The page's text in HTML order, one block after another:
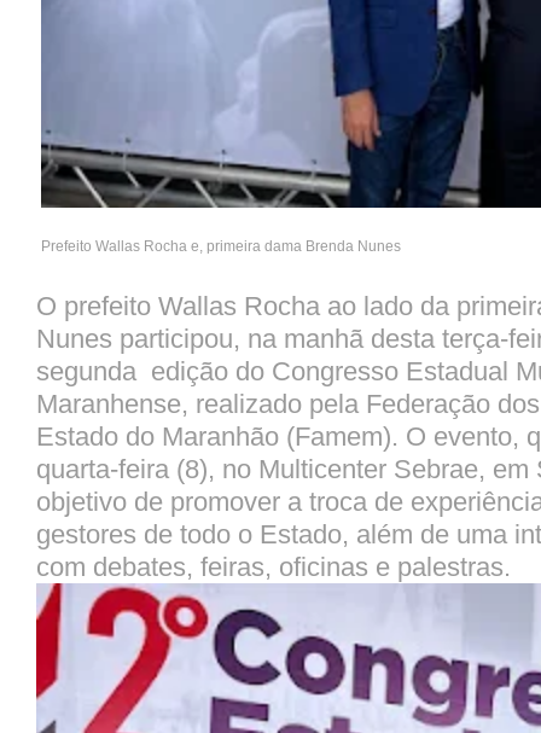
Prefeito Wallas Rocha e, primeira dama Brenda Nunes
O prefeito Wallas Rocha ao lado da
Nunes participou, na manhã desta terça-
segunda edição do Congresso Estadual
Maranhense, realizado pela Federação
Estado do Maranhão (Famem). O evento,
quarta-feira (8), no Multicenter Sebrae, em
objetivo de promover a troca de
gestores de todo o Estado, além de uma
com debates, feiras, oficinas e palestras.